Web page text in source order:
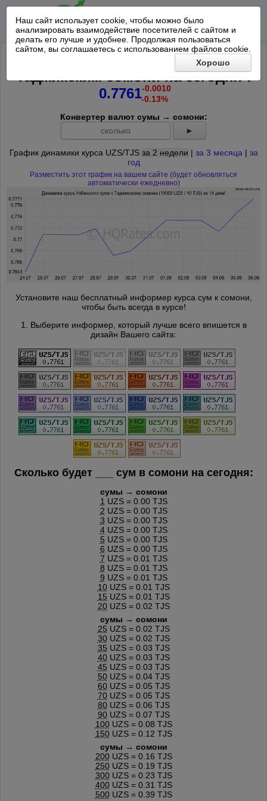
Наш сайт использует cookie, чтобы можно было
анализировать взаимодействие посетителей с сайтом и
делать его лучше и удобнее. Продолжая пользоваться
сайтом, вы соглашаетесь с использованием файлов cookie.
Хорошо
Курс 10000 Узбекских сум к 10
Таджикским сомони насегодня*:
0.7761-0.0010
-0.13%
Конвертер валют сумы → сомони:
►
График динамики курса UZS/TJS за 2 недели | за 3 месяца | за
год
Разместить этот график на вашем сайте (будет обновляться
автоматически ежедневно)
Установите наш бесплатный информер курса сум к сомони,
чтобы быть всегда в курсе!
1. Выберите информер, который лучше всего впишется в
дизайн Вашего сайта:
Сколько будет сум в сомони на сегодня:
сумы → сомони
1 UZS = 0.00 TJS
2 UZS = 0.00 TJS
3 UZS = 0.00 TJS
4UZS = 0.00 TJS
5 UZS = 0.00 TJS
6 UZS = 0.00 TJS
7 UZS = 0.01 TJS
8 UZS = 0.01 TJS
9 UZS = 0.01 TJS
10UZS = 0.01 TJS
15 UZS = 0.01 TJS
20UZS = 0.02 TJS
сумы → сомони
25 UZS = 0.02 TJS
30UZS = 0.02 TJS
35 UZS = 0.03 TJS
40UZS = 0.03 TJS
45 UZS = 0.03 TJS
50UZS = 0.04 TJS
60UZS = 0.05 TJS
70UZS = 0.05 TJS
80UZS = 0.06 TJS
90UZS = 0.07 TJS
100UZS = 0.08 TJS
150UZS = 0.12 TJS
сумы → сомони
200UZS = 0.16 TJS
250UZS = 0.19 TJS
300UZS = 0.23 TJS
400UZS = 0.31 TJS
500UZS = 0.39 TJS